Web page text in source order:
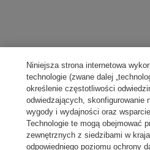
Niniejsza strona internetowa
technologie (zwane dalej
określenie częstotliwości
odwiedzających, skonfigurowanie
wygody i wydajności oraz
Technologie te mogą obejmować
zewnętrznych z siedzibami w
odpowiedniego poziomu ochrony